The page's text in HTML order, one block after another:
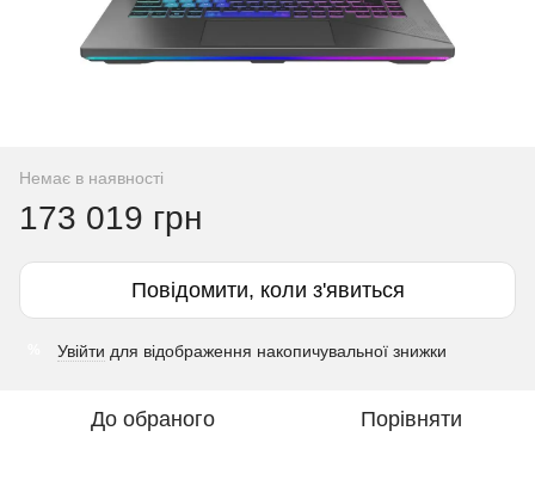
Немає в наявності
173 019 грн
Повідомити, коли з'явиться
Увійти для відображення накопичувальної знижки
До обраного Порівняти